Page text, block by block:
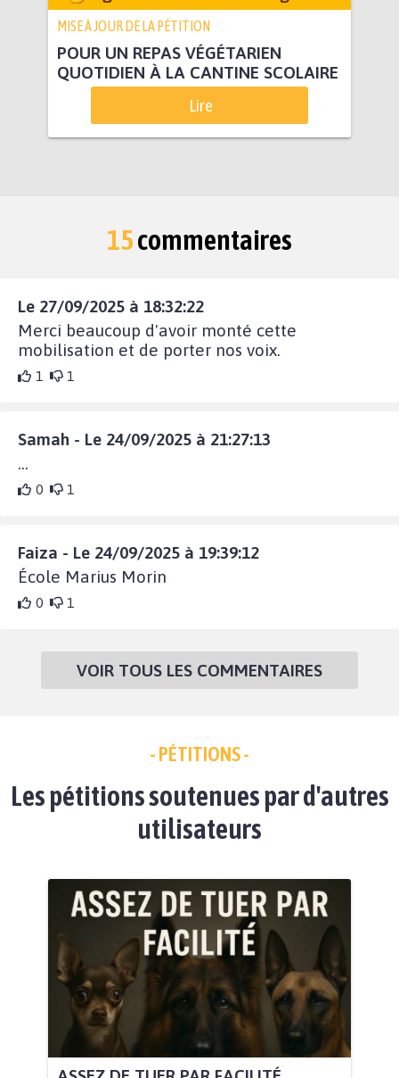
MISE À JOUR DE LA PÉTITION
POUR UN REPAS VÉGÉTARIEN
QUOTIDIEN À LA CANTINE SCOLAIRE
Lire
15commentaires
Le 27/09/2025 à 18:32:22
Merci beaucoup d'avoir monté cette
mobilisation et de porter nos voix.
1 1
Samah - Le 24/09/2025 à 21:27:13
...
0 1
Faiza - Le 24/09/2025 à 19:39:12
École Marius Morin
0 1
VOIR TOUS LES COMMENTAIRES
- PÉTITIONS -
Les pétitions soutenues par d'autres
utilisateurs